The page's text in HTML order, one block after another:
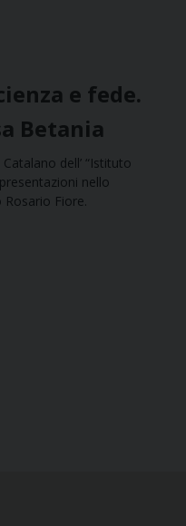
e fede.
Betania
dell’ “Istituto
nello
Fiore.